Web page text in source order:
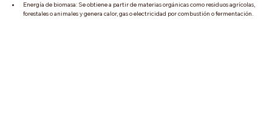
Energía de biomasa: Se obtiene a partir de materias orgánicas como residuos agrícolas,
forestales o animales y genera calor, gas o electricidad por combustión o fermentación.